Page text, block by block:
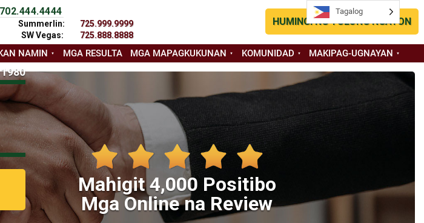
702.444.4444
Summerlin:
725.999.9999
SW Vegas:
725.888.8888
HUMINGI NG TULONG NGAYON
NAMIN MGA RESULTA MGA MAPAGKUKUNAN KOMUNIDAD MAKIPAG-UGNAYAN
Mahigit 4,000 Positibo
Mga Online na Review
Tagalog